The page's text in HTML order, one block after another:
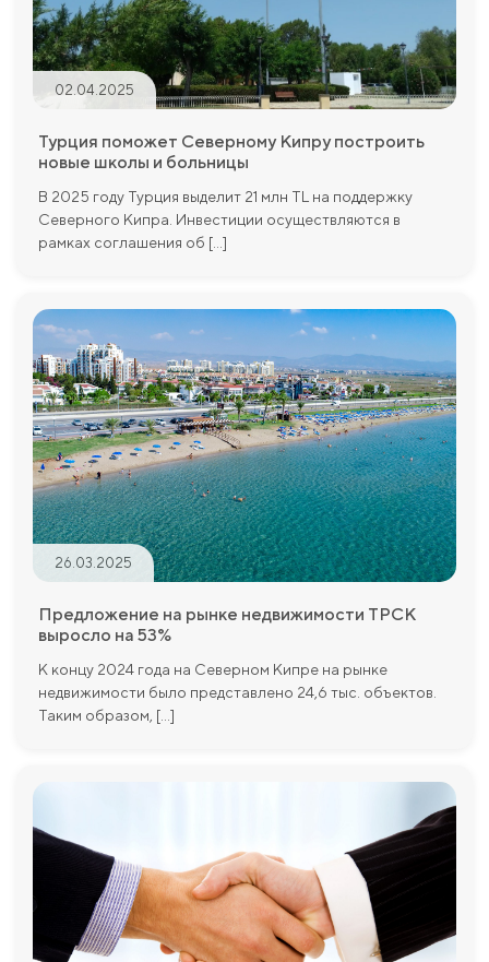
02.04.2025
Турция поможет Северному Кипру построить
новые школы и больницы
В 2025 году Турция выделит 21 млн TL на поддержку
Северного Кипра. Инвестиции осуществляются в
рамках соглашения об [...]
26.03.2025
Предложение на рынке недвижимости ТРСК
выросло на 53%
К концу 2024 года на Северном Кипре на рынке
недвижимости было представлено 24,6 тыс. объектов.
Таким образом, [...]